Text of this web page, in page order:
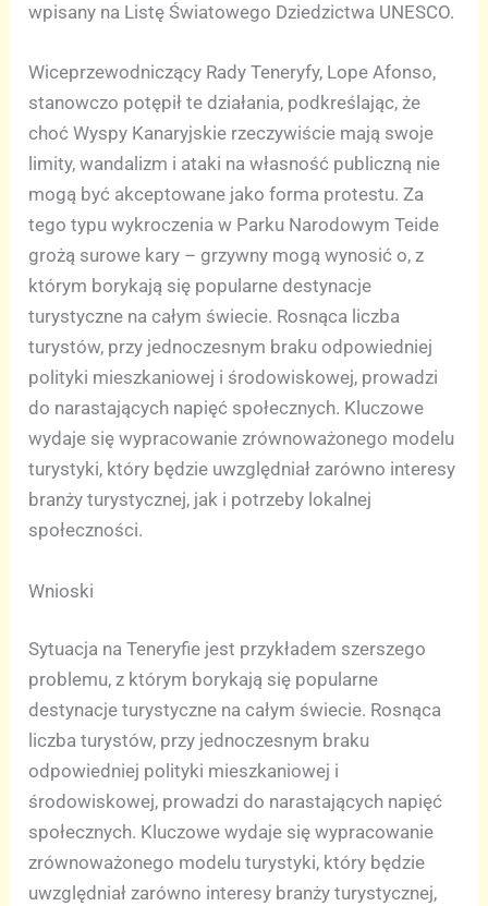
wpisany na Listę Światowego Dziedzictwa UNESCO.
Wiceprzewodniczący Rady Teneryfy, Lope Afonso,
stanowczo potępił te działania, podkreślając, że
choć Wyspy Kanaryjskie rzeczywiście mają swoje
limity, wandalizm i ataki na własność publiczną nie
mogą być akceptowane jako forma protestu. Za
tego typu wykroczenia w Parku Narodowym Teide
grożą surowe kary – grzywny mogą wynosić o, z
którym borykają się popularne destynacje
turystyczne na całym świecie. Rosnąca liczba
turystów, przy jednoczesnym braku odpowiedniej
polityki mieszkaniowej i środowiskowej, prowadzi
do narastających napięć społecznych. Kluczowe
wydaje się wypracowanie zrównoważonego modelu
turystyki, który będzie uwzględniał zarówno interesy
branży turystycznej, jak i potrzeby lokalnej
społeczności.
Wnioski
Sytuacja na Teneryfie jest przykładem szerszego
problemu, z którym borykają się popularne
destynacje turystyczne na całym świecie. Rosnąca
liczba turystów, przy jednoczesnym braku
odpowiedniej polityki mieszkaniowej i
środowiskowej, prowadzi do narastających napięć
społecznych. Kluczowe wydaje się wypracowanie
zrównoważonego modelu turystyki, który będzie
uwzględniał zarówno interesy branży turystycznej,